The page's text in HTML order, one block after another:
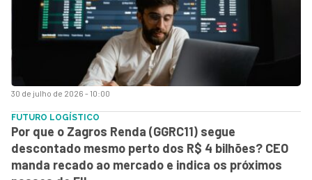
30 de julho de 2026 - 10:00
FUTURO LOGÍSTICO
Por que o Zagros Renda (GGRC11) segue
descontado mesmo perto dos R$ 4 bilhões? CEO
manda recado ao mercado e indica os próximos